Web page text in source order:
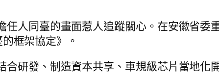
人同臺的畫面惹人追蹤關心。在安徽省委
框架協定》。
研發、制造資本共享、車規級芯片當地化